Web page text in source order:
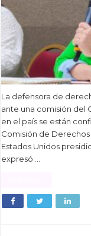
La defensora de
ante una comisión del
en el país se están
Comisión de Derechos
Estados Unidos
expresó …